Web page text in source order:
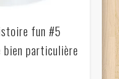
fun #5
bien particulière